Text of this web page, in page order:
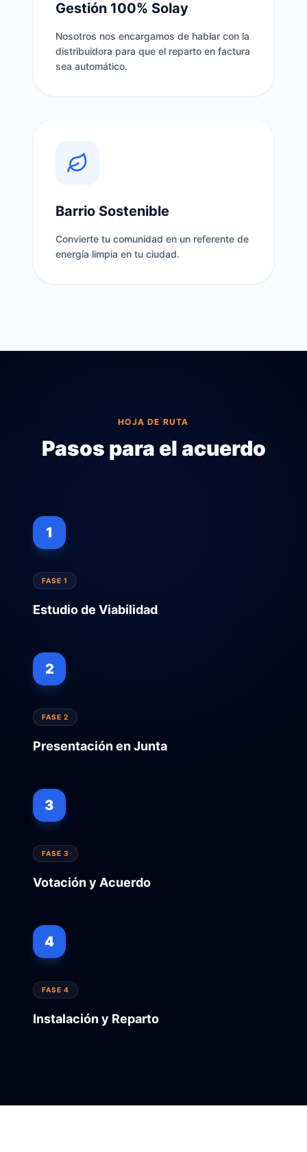
Gestión 100% Solay
Nosotros nos encargamos de hablar con la
distribuidora para que el reparto en factura
sea automático.
Barrio Sostenible
Convierte tu comunidad en un referente de
energía limpia en tu ciudad.
HOJA DE RUTA
Pasos para el acuerdo
1
FASE 1
Estudio de Viabilidad
2
FASE 2
Presentación en Junta
3
FASE 3
Votación y Acuerdo
4
FASE 4
Instalación y Reparto